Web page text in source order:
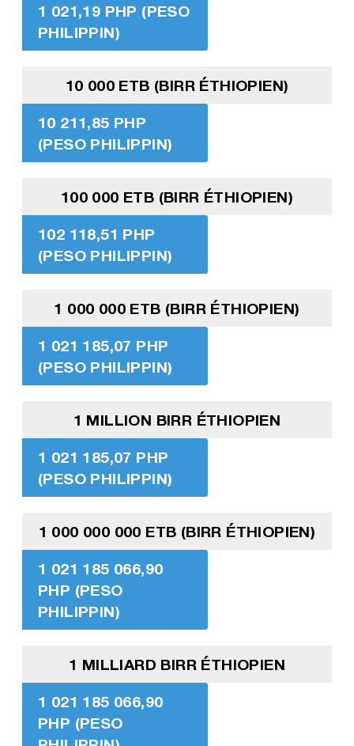
1 021,19 PHP (PESO
PHILIPPIN)
10 000 ETB (BIRR ÉTHIOPIEN)
10 211,85 PHP
(PESO PHILIPPIN)
100 000 ETB (BIRR ÉTHIOPIEN)
102 118,51 PHP
(PESO PHILIPPIN)
1 000 000 ETB (BIRR ÉTHIOPIEN)
1 021 185,07 PHP
(PESO PHILIPPIN)
1 MILLION BIRR ÉTHIOPIEN
1 021 185,07 PHP
(PESO PHILIPPIN)
1 000 000 000 ETB (BIRR ÉTHIOPIEN)
1 021 185 066,90
PHP (PESO
PHILIPPIN)
1 MILLIARD BIRR ÉTHIOPIEN
1 021 185 066,90
PHP (PESO